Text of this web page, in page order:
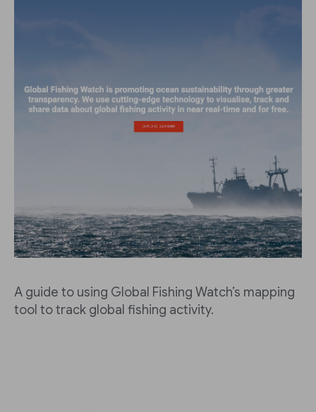
A guide to using Global Fishing Watch’s mapping
tool to track global fishing activity.